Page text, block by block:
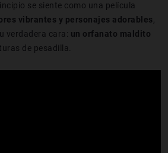
se siente como una película
vibrantes y personajes adorables,
verdadera cara: un orfanato maldito
de pesadilla.